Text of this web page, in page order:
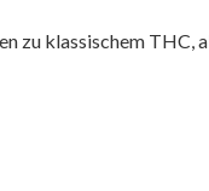
zu klassischem THC,